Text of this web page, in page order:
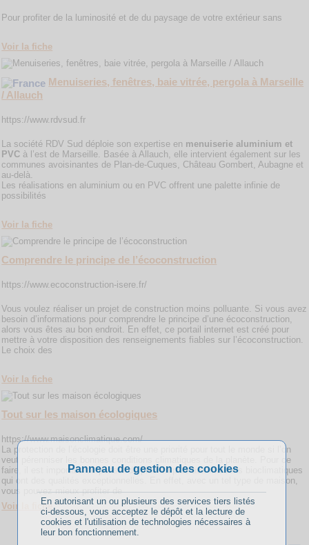
Pour profiter de la luminosité et de du paysage de votre extérieur sans
Voir la fiche
Menuiseries, fenêtres, baie vitrée, pergola à Marseille
/ Allauch
https://www.rdvsud.fr
La société RDV Sud déploie son expertise en menuiserie aluminium et
PVC à l’est de Marseille. Basée à Allauch, elle intervient également sur les
communes avoisinantes de Plan-de-Cuques, Château Gombert, Aubagne et
au-delà.
Les réalisations en aluminium ou en PVC offrent une palette infinie de
possibilités
Voir la fiche
Comprendre le principe de l’écoconstruction
https://www.ecoconstruction-isere.fr/
Vous voulez réaliser un projet de construction moins polluante. Si vous avez
besoin d’informations pour comprendre le principe d’une écoconstruction,
alors vous êtes au bon endroit. En effet, ce portail internet est créé pour
mettre à votre disposition des renseignements fiables sur l’écoconstruction.
Le choix des
Voir la fiche
Tout sur les maison écologiques
https://www.maisonclimatique.com/
La protection de l’écologie doit être une priorité pour tout le monde si l’on
veut pérenniser les bonnes conditions climatiques de la planète. Pour ce
faire, il est important de penser de plus en plus aux maisons bioclimatiques
qui ont des qualités exceptionnelles. En effet, avec un tel type de maison,
vous pouvez mieux profiter de
Voir la fiche
Panneau de gestion des cookies
En autorisant un ou plusieurs des services tiers listés
ci-dessous, vous acceptez le dépôt et la lecture de
cookies et l'utilisation de technologies nécessaires à
leur bon fonctionnement.